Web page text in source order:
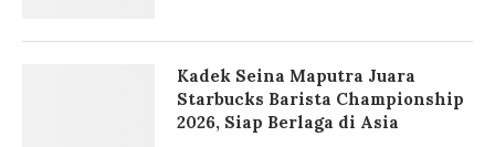
Kadek Seina Maputra Juara
Starbucks Barista Championship
2026, Siap Berlaga di Asia